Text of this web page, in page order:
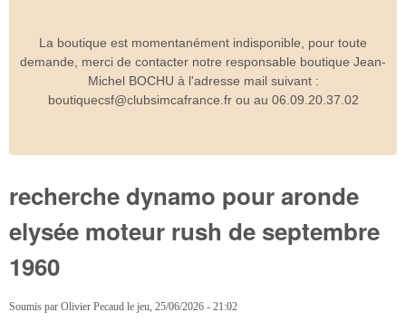
La boutique est momentanément indisponible, pour toute
demande, merci de contacter notre responsable boutique Jean-
Michel BOCHU à l'adresse mail suivant :
boutiquecsf@clubsimcafrance.fr ou au 06.09.20.37.02
recherche dynamo pour aronde
elysée moteur rush de septembre
1960
Soumis par Olivier Pecaud le jeu, 25/06/2026 - 21:02